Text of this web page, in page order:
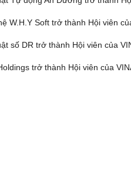
W.H.Y Soft trở thành Hội viên
số DR trở thành Hội viên của
trở thành Hội viên của